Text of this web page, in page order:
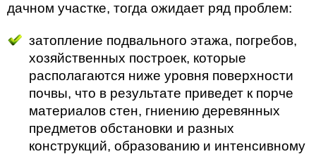
дачном участке, тогда ожидает ряд проблем:
затопление подвального этажа, погребов,
хозяйственных построек, которые
располагаются ниже уровня поверхности
почвы, что в результате приведет к порче
материалов стен, гниению деревянных
предметов обстановки и разных
конструкций, образованию и интенсивному